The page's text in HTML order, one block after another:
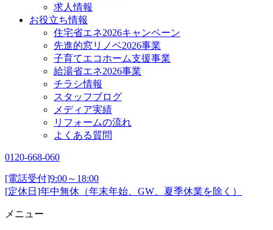
求人情報
お役立ち情報
住宅省エネ2026キャンペーン
先進的窓リノベ2026事業
子育てエコホーム支援事業
給湯省エネ2026事業
チラシ情報
スタッフブログ
メディア実績
リフォームの流れ
よくある質問
0120-668-060
[電話受付]9:00～18:00
[定休日]年中無休（年末年始、GW、夏季休業を除く）
メニュー